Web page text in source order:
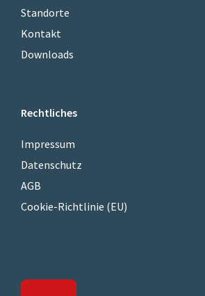
Standorte
Kontakt
Downloads
Rechtliches
Impressum
Datenschutz
AGB
Cookie-Richtlinie (EU)